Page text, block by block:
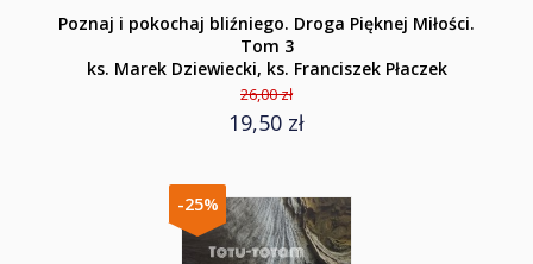
Poznaj i pokochaj bliźniego. Droga Pięknej Miłości.
Tom 3
ks. Marek Dziewiecki, ks. Franciszek Płaczek
26,00 zł
19,50 zł
-25%